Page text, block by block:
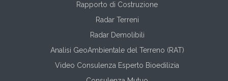
Rapporto di Costruzione
Radar Terreni
Radar Demolibili
Analisi GeoAmbientale del Terreno (RAT)
Video Consulenza Esperto Bioedilizia